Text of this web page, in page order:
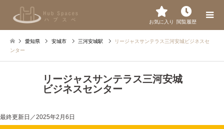
お気に入り 閲覧履歴
愛知県 安城市 三河安城駅
リージャスサンテラス三河安城ビジネスセ
ンター
リージャスサンテラス三河安城
ビジネスセンター
最終更新日／2025年2月6日